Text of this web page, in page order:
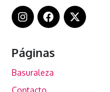
Páginas
Basuraleza
Contacto